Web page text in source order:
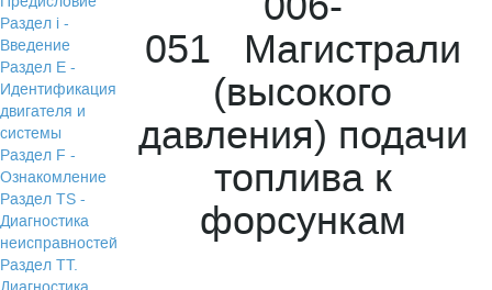
Раздел i -
Введение
Раздел Е -
Идентификация
двигателя и
системы
Раздел F -
Ознакомление
Раздел TS -
Диагностика
неисправностей
Раздел TТ.
051 Магистрали
(высокого
давления) подачи
топлива к
форсункам